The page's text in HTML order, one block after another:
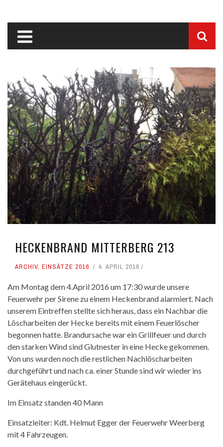
HECKENBRAND MITTERBERG 213
ARCHIV, EINSÄTZE 2016 4. APRIL 2016
Am Montag dem 4.April 2016 um 17:30 wurde unsere
Feuerwehr per Sirene zu einem Heckenbrand alarmiert. Nach
unserem Eintreffen stellte sich heraus, dass ein Nachbar die
Löscharbeiten der Hecke bereits mit einem Feuerlöscher
begonnen hatte. Brandursache war ein Grillfeuer und durch
den starken Wind sind Glutnester in eine Hecke gekommen.
Von uns wurden noch die restlichen Nachlöscharbeiten
durchgeführt und nach ca. einer Stunde sind wir wieder ins
Gerätehaus eingerückt.
Im Einsatz standen 40 Mann
Einsatzleiter: Kdt. Helmut Egger der Feuerwehr Weerberg
mit 4 Fahrzeugen.